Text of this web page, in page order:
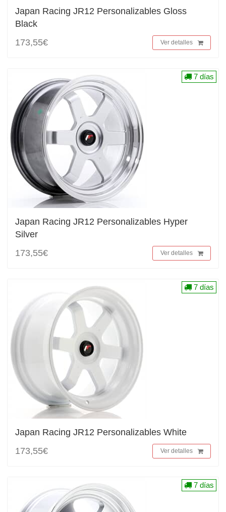
Japan Racing JR12 Personalizables Gloss
Black
173,55€
Ver detalles
Japan Racing JR12 Personalizables Hyper
Silver
173,55€
Ver detalles
7 días
Japan Racing JR12 Personalizables White
173,55€
Ver detalles
7 días
7 días